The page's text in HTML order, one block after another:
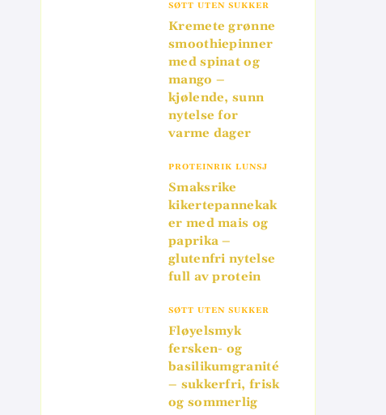
SØTT UTEN SUKKER
Kremete grønne
smoothiepinner
med spinat og
mango –
kjølende, sunn
nytelse for
varme dager
PROTEINRIK LUNSJ
Smaksrike
kikertepannekak
er med mais og
paprika –
glutenfri nytelse
full av protein
SØTT UTEN SUKKER
Fløyelsmyk
fersken- og
basilikumgranité
– sukkerfri, frisk
og sommerlig